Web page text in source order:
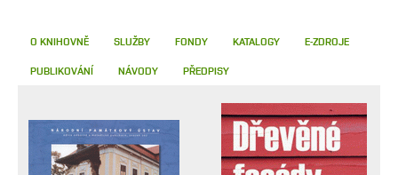
O KNIHOVNĚ SLUŽBY FONDY KATALOGY E-ZDROJE
PUBLIKOVÁNÍ NÁVODY PŘEDPISY